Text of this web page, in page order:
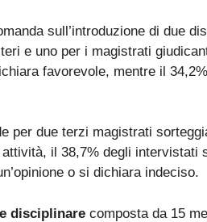
sull’introduzione di due
e uno per i magistrati
favorevole, mentre il
per due terzi magistrati
il 38,7% degli intervistati
o si dichiara indeciso.
disciplinare composta da 15